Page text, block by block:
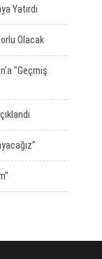
Yatırdı
Olacak
"Geçmiş